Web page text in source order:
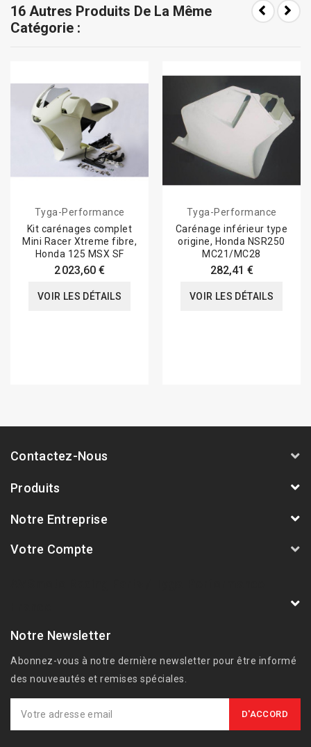
16 Autres Produits De La Même
Catégorie :
Tyga-Performance
Kit carénages complet
Mini Racer Xtreme fibre,
Honda 125 MSX SF
2 023,60 €
VOIR LES DÉTAILS
Tyga-Performance
Carénage inférieur type
origine, Honda NSR250
MC21/MC28
282,41 €
VOIR LES DÉTAILS
Contactez-Nous
Produits
Notre Entreprise
Votre Compte
Notre Newsletter
Abonnez-vous à notre dernière newsletter pour être informé
des nouveautés et remises spéciales.